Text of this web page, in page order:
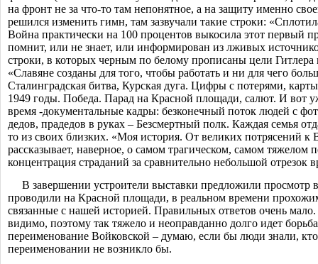
на фронт не за что-то там непонятное, а на защиту именно
решился изменить гимн, там зазвучали такие строки:
Война практически на 100 процентов выкосила этот первый
помнит, или не знает, или информирован из лживых
строки, в которых черным по белому прописаны цели Гитлера
«Славяне созданы для того, чтобы работать и ни для чего
Сталинградская битва, Курская дуга. Цифры с потерями,
1949 годы. Победа. Парад на Красной площади, салют. И вот
время -документальные кадры: безконечный поток людей с
дедов, прадедов в руках – Безсмертный полк. Каждая семья
то из своих близких. «Моя история. От великих потрясений к
рассказывает, наверное, о самом трагическом, самом тяжелом
концентрация страданий за сравнительно небольшой отрезок
В завершении устроители выставки предложили просмотр
проводили на Красной площади, в реальном времени
связанные с нашей историей. Правильных ответов очень
видимо, поэтому так тяжело и неоправданно долго идет
переименование Войковской – думаю, если бы люди знали,
переименовании не возникло бы.